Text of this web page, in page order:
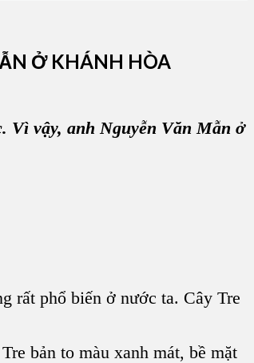
Ở KHÁNH HÒA
Vì vậy, anh Nguyễn Văn Mẫn ở
rất phổ biến ở nước ta. Cây Tre
bản to màu xanh mát, bề mặt